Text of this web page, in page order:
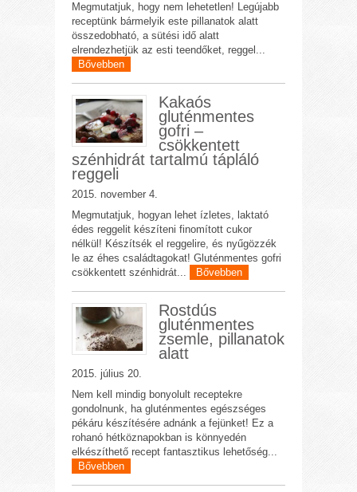
Megmutatjuk, hogy nem lehetetlen! Legújabb
receptünk bármelyik este pillanatok alatt
összedobható, a sütési idő alatt
elrendezhetjük az esti teendőket, reggel...
Bővebben
Kakaós
gluténmentes
gofri –
csökkentett
szénhidrát tartalmú tápláló
reggeli
2015. november 4.
Megmutatjuk, hogyan lehet ízletes, laktató
édes reggelit készíteni finomított cukor
nélkül! Készítsék el reggelire, és nyűgözzék
le az éhes családtagokat! Gluténmentes gofri
csökkentett szénhidrát...
Bővebben
Rostdús
gluténmentes
zsemle, pillanatok
alatt
2015. július 20.
Nem kell mindig bonyolult receptekre
gondolnunk, ha gluténmentes egészséges
pékáru készítésére adnánk a fejünket! Ez a
rohanó hétköznapokban is könnyedén
elkészíthető recept fantasztikus lehetőség...
Bővebben